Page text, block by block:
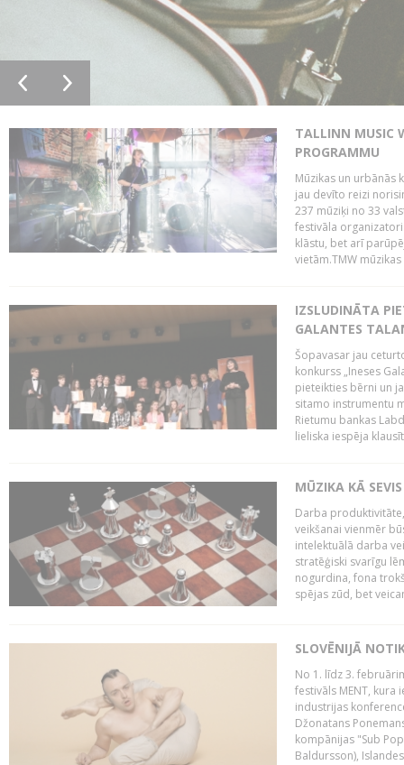
TALLINN MUSIC
PROGRAMMU
Mūzikas un urbānās
jau devīto reizi
237 mūziķi no 33
festivāla
klāstu, bet arī
vietām.TMW
IZSLUDINĀTA
GALANTES
Šopavasar jau
konkurss „Ineses
pieteikties bērni un
sitamo instrumentu
Rietumu bankas
lieliska iespēja
MŪZIKA KĀ
Darba
veikšanai vienmēr
intelektuālā darba
stratēģiski svarīgu
nogurdina, fona
spējas zūd, bet
SLOVĒNIJĀ
No 1. līdz 3.
festivāls MENT, kura
industrijas
Džonatans
kompānijas "Sub
Baldursson),